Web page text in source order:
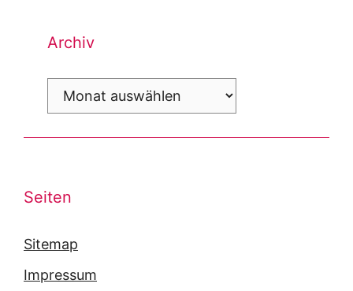
Archiv
Archiv
Seiten
Sitemap
Impressum